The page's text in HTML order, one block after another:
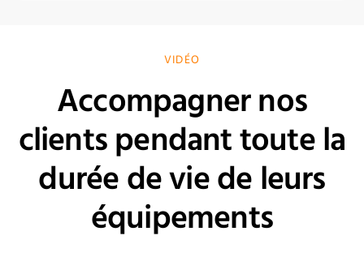
VIDÉO
Accompagner nos
clients pendant toute la
durée de vie de leurs
équipements